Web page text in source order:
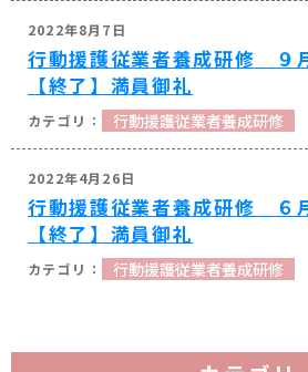
2022年8月7日
行動援護従業者養成研修 ９
【終了】満員御礼
行動援護従業者養成研修
2022年4月26日
行動援護従業者養成研修 ６
【終了】満員御礼
行動援護従業者養成研修